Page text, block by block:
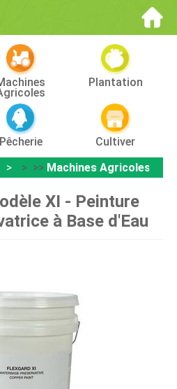
Plantation
Pêcherie
Cultiver
> >> Machines Agricoles
XI - Peinture
à Base d'Eau